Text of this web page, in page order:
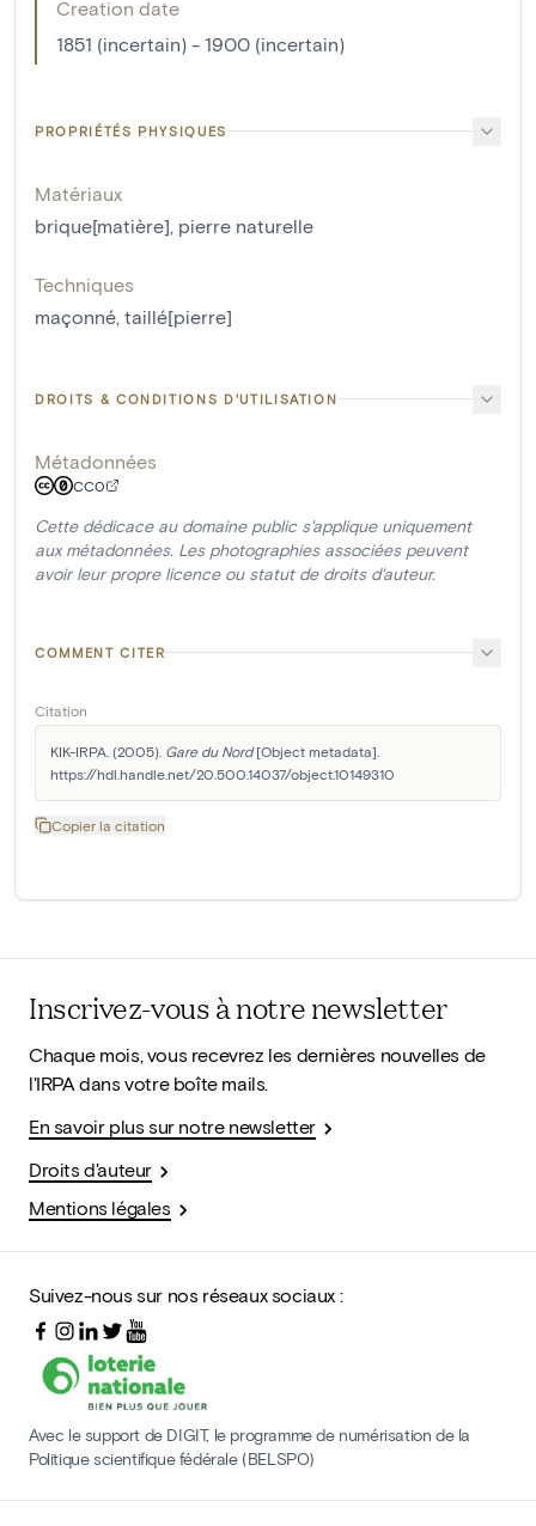
Creation date
1851 (incertain) - 1900 (incertain)
PROPRIÉTÉS PHYSIQUES
Matériaux
brique[matière], pierre naturelle
Techniques
maçonné, taillé[pierre]
DROITS & CONDITIONS D'UTILISATION
Métadonnées
CC0
Cette dédicace au domaine public s'applique uniquement
aux métadonnées. Les photographies associées peuvent
avoir leur propre licence ou statut de droits d'auteur.
COMMENT CITER
Citation
KIK-IRPA. (2005). Gare du Nord [Object metadata].
https://hdl.handle.net/20.500.14037/object.10149310
Copier la citation
Inscrivez-vous à notre newsletter
Chaque mois, vous recevrez les dernières nouvelles de
l'IRPA dans votre boîte mails.
En savoir plus sur notre newsletter
Droits d'auteur
Mentions légales
Suivez-nous sur nos réseaux sociaux :
Avec le support de DIGIT, le programme de numérisation de la
Politique scientifique fédérale (BELSPO)